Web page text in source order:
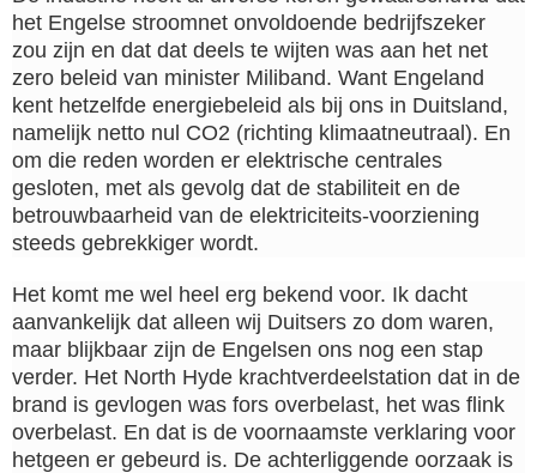
het Engelse stroomnet onvoldoende bedrijfszeker
zou zijn en dat dat deels te wijten was aan het net
zero beleid van minister Miliband. Want Engeland
kent hetzelfde energiebeleid als bij ons in Duitsland,
namelijk netto nul CO2 (richting klimaatneutraal). En
om die reden worden er elektrische centrales
gesloten, met als gevolg dat de stabiliteit en de
betrouwbaarheid van de elektriciteits-voorziening
steeds gebrekkiger wordt.
Het komt me wel heel erg bekend voor. Ik dacht
aanvankelijk dat alleen wij Duitsers zo dom waren,
maar blijkbaar zijn de Engelsen ons nog een stap
verder. Het North Hyde krachtverdeelstation dat in de
brand is gevlogen was fors overbelast, het was flink
overbelast. En dat is de voornaamste verklaring voor
hetgeen er gebeurd is. De achterliggende oorzaak is